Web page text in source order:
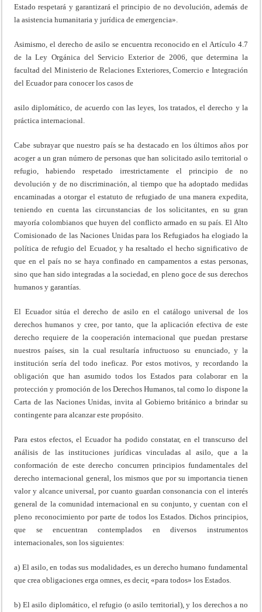
Estado respetará y garantizará el principio de no devolución, además de
la asistencia humanitaria y jurídica de emergencia».
Asimismo, el derecho de asilo se encuentra reconocido en el Artículo 4.7
de la Ley Orgánica del Servicio Exterior de 2006, que determina la
facultad del Ministerio de Relaciones Exteriores, Comercio e Integración
del Ecuador para conocer los casos de
asilo diplomático, de acuerdo con las leyes, los tratados, el derecho y la
práctica internacional.
Cabe subrayar que nuestro país se ha destacado en los últimos años por
acoger a un gran número de personas que han solicitado asilo territorial o
refugio, habiendo respetado irrestrictamente el principio de no
devolución y de no discriminación, al tiempo que ha adoptado medidas
encaminadas a otorgar el estatuto de refugiado de una manera expedita,
teniendo en cuenta las circunstancias de los solicitantes, en su gran
mayoría colombianos que huyen del conflicto armado en su país. El Alto
Comisionado de las Naciones Unidas para los Refugiados ha elogiado la
política de refugio del Ecuador, y ha resaltado el hecho significativo de
que en el país no se haya confinado en campamentos a estas personas,
sino que han sido integradas a la sociedad, en pleno goce de sus derechos
humanos y garantías.
El Ecuador sitúa el derecho de asilo en el catálogo universal de los
derechos humanos y cree, por tanto, que la aplicación efectiva de este
derecho requiere de la cooperación internacional que puedan prestarse
nuestros países, sin la cual resultaría infructuoso su enunciado, y la
institución sería del todo ineficaz. Por estos motivos, y recordando la
obligación que han asumido todos los Estados para colaborar en la
protección y promoción de los Derechos Humanos, tal como lo dispone la
Carta de las Naciones Unidas, invita al Gobierno británico a brindar su
contingente para alcanzar este propósito.
Para estos efectos, el Ecuador ha podido constatar, en el transcurso del
análisis de las instituciones jurídicas vinculadas al asilo, que a la
conformación de este derecho concurren principios fundamentales del
derecho internacional general, los mismos que por su importancia tienen
valor y alcance universal, por cuanto guardan consonancia con el interés
general de la comunidad internacional en su conjunto, y cuentan con el
pleno reconocimiento por parte de todos los Estados. Dichos principios,
que se encuentran contemplados en diversos instrumentos
internacionales, son los siguientes:
a) El asilo, en todas sus modalidades, es un derecho humano fundamental
que crea obligaciones erga omnes, es decir, «para todos» los Estados.
b) El asilo diplomático, el refugio (o asilo territorial), y los derechos a no